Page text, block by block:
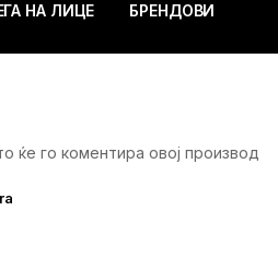
НА ЛИЦЕ БРЕНДОВИ
ќе го коментира овој производ